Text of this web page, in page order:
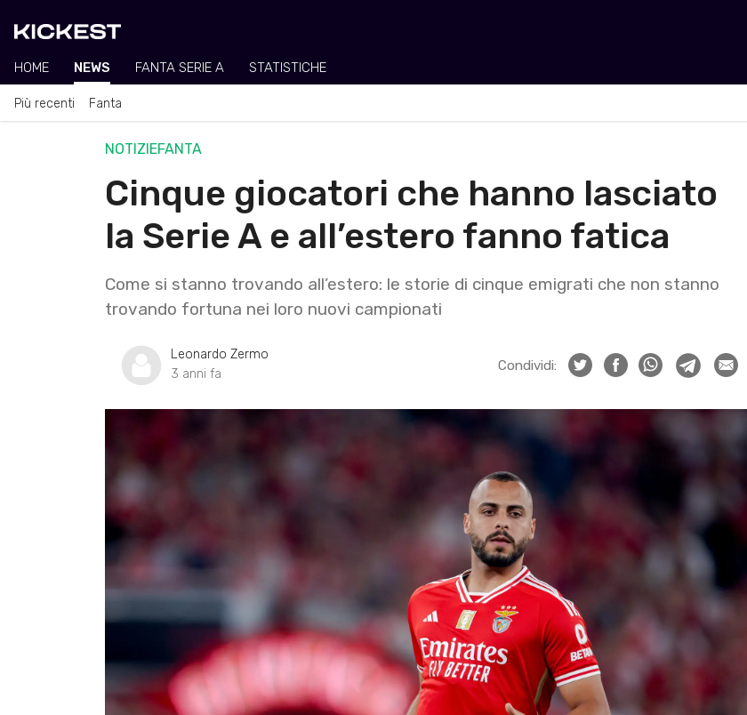
HOME NEWS FANTA SERIE A STATISTICHE
Più recenti Fanta
NOTIZIEFANTA
Cinque giocatori che hanno lasciato
la Serie A e all’estero fanno fatica
Come si stanno trovando all’estero: le storie di cinque emigrati che non stanno
trovando fortuna nei loro nuovi campionati
Leonardo Zermo
3 anni fa
Condividi: